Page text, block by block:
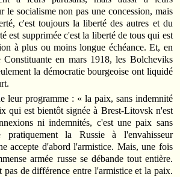
le socialisme non pas une concession, mais
c'est toujours la liberté des autres et du
est supprimée c'est la liberté de tous qui est
à plus ou moins longue échéance. Et, en
Constituante en mars 1918, les Bolcheviks
la démocratie bourgeoise ont liquidé
leur programme : « la paix, sans indemnité
qui est bientôt signée à Brest-Litovsk n'est
ni indemnités, c'est une paix sans
la Russie à l'envahisseur
accepte d'abord l'armistice. Mais, une fois
armée russe se débande tout entière.
pas de différence entre l'armistice et la paix.